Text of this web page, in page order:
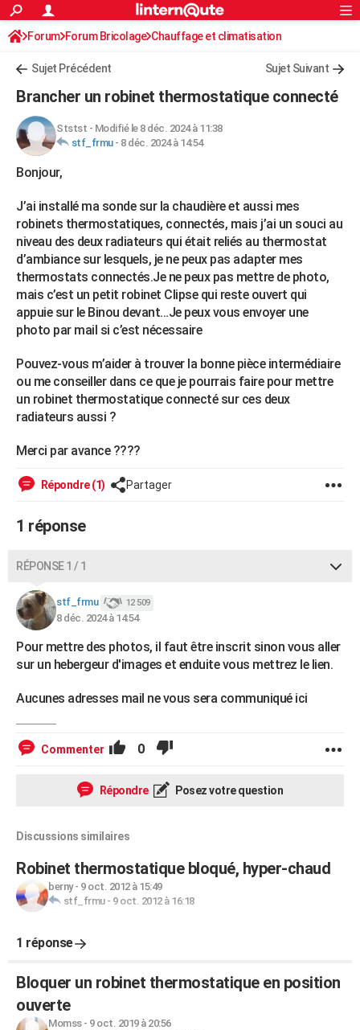
ACTUALITÉS
Politique
Société
Faits Divers
Education
Monde
Villes
+
FINANCE
Retraite
Impôts
Epargne
Immobilier
Risques naturels par ville
Banque
Assurance
Crédit
AUTO
Essais
Réserver un essai
Citadines
Berlines
SUV
Forum auto
+HIGH-TECH
Mobiles
Meilleur smartphone
Internet
Ordinateurs
Jeux vidéo
Guide high-tech
+
Forum
Aménagement intérieur
Extérieur
Cuisine
Salle de bains
Jardinage
Rangement
WEEK-END
Guides de France
Escapades
Patrimoine
Expositions
Musées
Week-end nature
+LIFESTYLE
Art de vivre
Bien-être
Loisirs
Mode
Modes de vie
SANTE
Destinations
City break
Voyage nature
Voyage de noces
Forum
Climat
+PHOTO
GUIDES D'ACHAT
BONS PLANS
CARTE DE VOEUX
Dictionnaire
Biographies
Citations
Expressions
Proverbes
COPAINS D'AVANT
S'inscrire
Se connecter
Lycées
Collèges
Primaires
Universités
Entreprises
Service militaire
Avis de recherche
AVIS DE DÉCÈS
FORUM
Bricolage
Lifestyle
Culture
Sport
Auto
Television
Voyage
Cinema
Rechercher
S'inscrire
Connexion
Forum Forum Bricolage Chauffage et climatisation
Chauffage Fuel / Gaz / Pétrole
Sujet Précédent Sujet Suivant
Brancher un robinet thermostatique connecté
Ststst - Modifié le 8 déc. 2024 à 11:38
stf_frmu- 8 déc. 2024 à 14:54
Bonjour,
J’ai installé ma sonde sur la chaudière et aussi mes
robinets thermostatiques, connectés, mais j’ai un souci au
niveau des deux radiateurs qui était reliés au thermostat
d’ambiance sur lesquels, je ne peux pas adapter mes
thermostats connectés.Je ne peux pas mettre de photo,
mais c’est un petit robinet Clipse qui reste ouvert qui
appuie sur le Binou devant…Je peux vous envoyer une
photo par mail si c’est nécessaire
Pouvez-vous m’aider à trouver la bonne pièce intermédiaire
ou me conseiller dans ce que je pourrais faire pour mettre
un robinet thermostatique connecté sur ces deux
radiateurs aussi ?
Merci par avance ????
Répondre (1) Partager
1 réponse
RÉPONSE 1 / 1
stf_frmu 12 509
8 déc. 2024 à 14:54
Pour mettre des photos, il faut être inscrit sinon vous aller
sur un hebergeur d'images et enduite vous mettrez le lien.
Aucunes adresses mail ne vous sera communiqué ici
Commenter 0
Répondre Posez votre question
Discussions similaires
Robinet thermostatique bloqué, hyper-chaud
berny- 9 oct. 2012 à 15:49
stf_frmu- 9 oct. 2012 à 16:18
1 réponse
Bloquer un robinet thermostatique en position
ouverte
Momss- 9 oct. 2019 à 20:56